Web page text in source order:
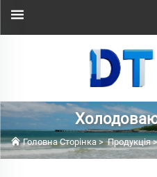
Головна Сторінка>Продукція